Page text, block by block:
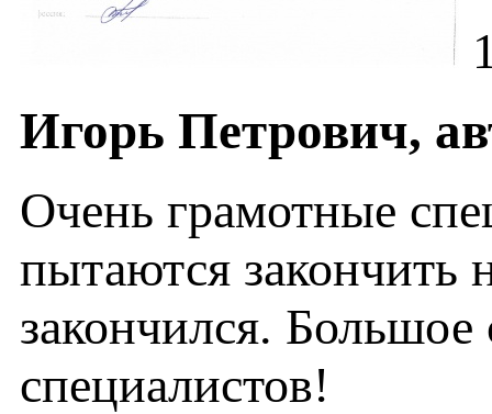
Игорь Петрович,
Очень грамотные
пытаются закончить
закончился.
специалистов!